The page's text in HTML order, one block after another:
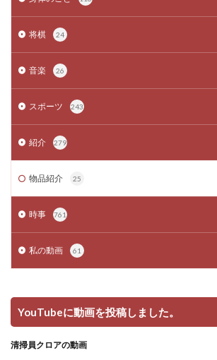
将棋 24
音楽 26
スポーツ 243
紹介 279
物品紹介 25
時事 761
私の動画 61
YouTubeに動画を投稿しました。
清掃員クロアの動画